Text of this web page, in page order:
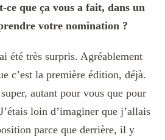
ce que ça vous a fait, dans un
votre nomination ?
été très surpris. Agréablement
c’est la première édition, déjà.
autant pour vous que pour
loin d’imaginer que j’allais
parce que derrière, il y